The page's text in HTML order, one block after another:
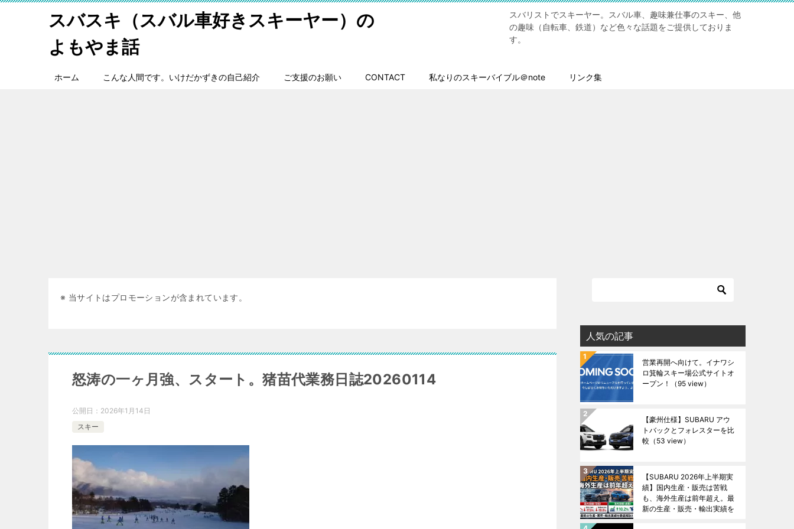
スバスキ（スバル車好きスキーヤー）の
よもやま話
スバリストでスキーヤー。スバル車、趣味兼仕事のスキー、他
の趣味（自転車、鉄道）など色々な話題をご提供しておりま
す。
ホーム こんな人間です。いけだかずきの自己紹介 ご支援のお願い CONTACT 私なりのスキーバイブル＠note リンク集
※ 当サイトはプロモーションが含まれています。
怒涛の一ヶ月強、スタート。猪苗代業務日誌20260114
公開日： 2026年1月14日
スキー
人気の記事
営業再開へ向けて。イナワシ
ロ箕輪スキー場公式サイトオ
ープン！
（95 view）
【豪州仕様】SUBARU アウ
トバックとフォレスターを比
較 （53 view）
【SUBARU 2026年上半期実
績】国内生産・販売は苦戦
も、海外生産は前年超え。最
新の生産・販売・輸出実績を